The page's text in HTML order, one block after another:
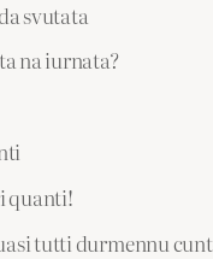
svutata
na iurnata?
quanti!
tutti durmennu